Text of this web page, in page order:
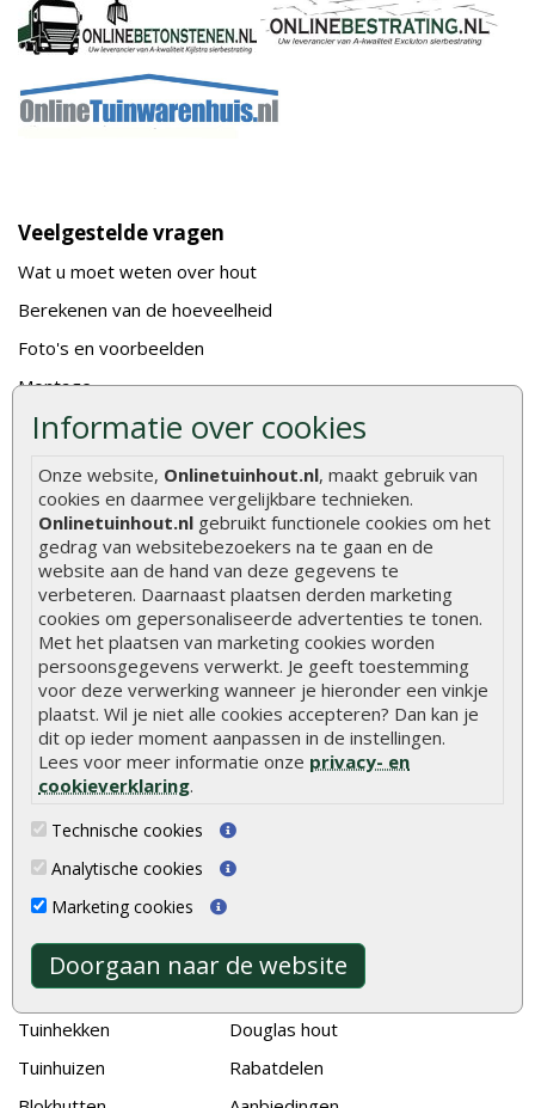
Informatie over cookies
Onze website, Onlinetuinhout.nl, maakt gebruik van
cookies en daarmee vergelijkbare technieken.
Onlinetuinhout.nl gebruikt functionele cookies om het
gedrag van websitebezoekers na te gaan en de
website aan de hand van deze gegevens te
verbeteren. Daarnaast plaatsen derden marketing
cookies om gepersonaliseerde advertenties te tonen.
Met het plaatsen van marketing cookies worden
persoonsgegevens verwerkt. Je geeft toestemming
voor deze verwerking wanneer je hieronder een vinkje
plaatst. Wil je niet alle cookies accepteren? Dan kan je
dit op ieder moment aanpassen in de instellingen.
Lees voor meer informatie onze privacy- en
cookieverklaring.
Technische cookies
Analytische cookies
Marketing cookies
Doorgaan naar de website
Veelgestelde vragen
Wat u moet weten over hout
Berekenen van de hoeveelheid
Foto's en voorbeelden
Montage
Gekeurd hout
De fundering van een vlonder leggen
Hoe zelf een houten overkapping maken
Hoe zelf een vlonder leggen
Hoe betonpaal plaatsen
Hoe schutting plaatsen
De 9 beste tuinschermen van Onlinetuinhout.nl
Stijlvolle houtsoorten voor in de tuin
Duurzame tuin
Welke palen voor een schapenhek
Alle populaire categorieën
Tuinhout
Schutting
Vlonderplanken
Tuinpalen
Tuinhekken
Tuinhuizen
Tuindeuren
Schuttingplanken
Steigerplanken
Douglas hout
Rabatdelen